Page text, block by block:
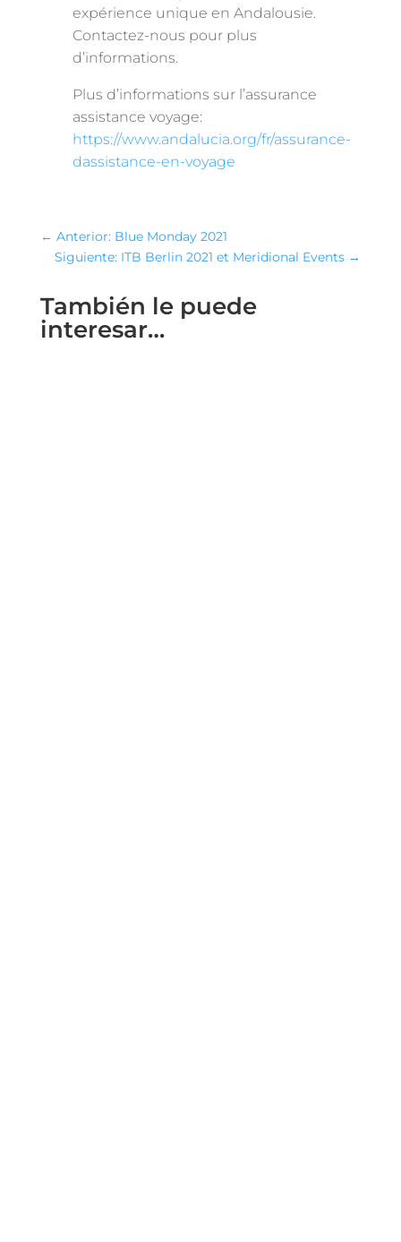
expérience unique en Andalousie.
Contactez-nous pour plus
d’informations.
Plus d’informations sur l’assurance
assistance voyage:
https://www.andalucia.org/fr/assurance-
dassistance-en-voyage
← Anterior: Blue Monday 2021
Siguiente: ITB Berlin 2021 et Meridional Events →
También le puede
interesar…